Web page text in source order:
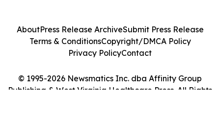
© 1995-2026 Newsmatics Inc. dba Affinity Group
Publishing & West Virginia Healthcare Press. All Rights
AboutPress Release ArchiveSubmit Press Release
Terms & ConditionsCopyright/DMCA Policy
Privacy PolicyContact